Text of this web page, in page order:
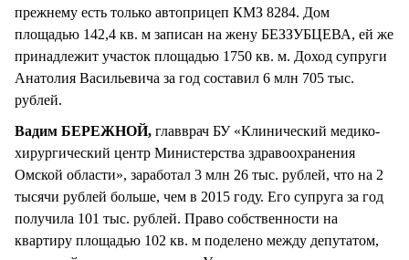
прежнему есть только автоприцеп КМЗ 8284. Дом
площадью 142,4 кв. м записан на жену БЕЗЗУБЦЕВА, ей же
принадлежит участок площадью 1750 кв. м. Доход супруги
Анатолия Васильевича за год составил 6 млн 705 тыс.
рублей.
Вадим БЕРЕЖНОЙ, главврач БУ «Клинический медико-
хирургический центр Министерства здравоохранения
Омской области», заработал 3 млн 26 тыс. рублей, что на 2
тысячи рублей больше, чем в 2015 году. Его супруга за год
получила 101 тыс. рублей. Право собственности на
квартиру площадью 102 кв. м поделено между депутатом,